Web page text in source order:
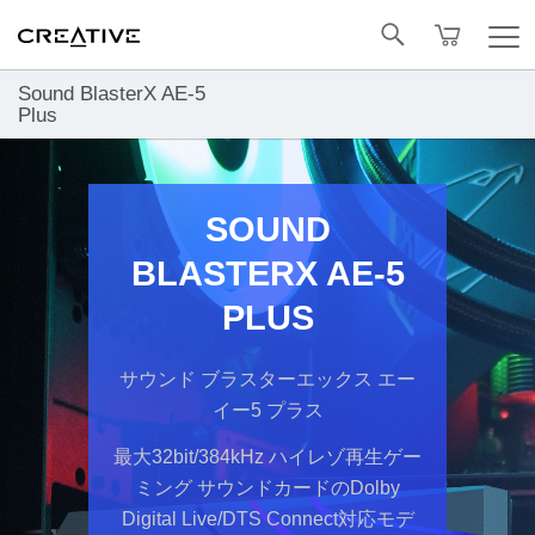
Sound BlasterX AE-5
Plus
トップへ戻る
SOUND
BLASTERX AE-5
PLUS
サウンド ブラスターエックス エー
イー5 プラス
最大32bit/384kHz ハイレゾ再生ゲー
ミング サウンドカードのDolby
Digital Live/DTS Connect対応モデ